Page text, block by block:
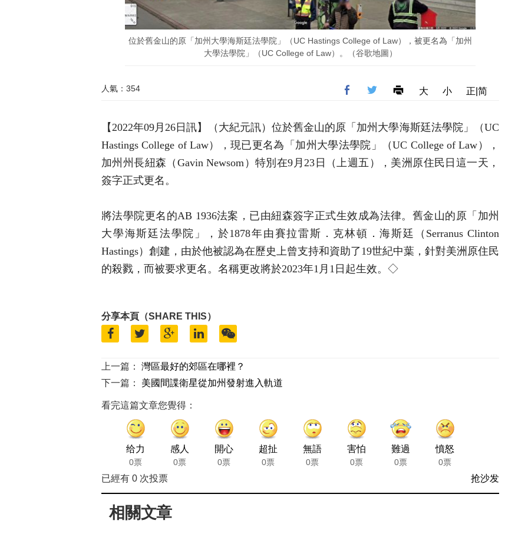
位於舊金山的原「加州大學海斯廷法學院」（UC Hastings College of Law），被更名為「加州
大學法學院」（UC College of Law）。（谷歌地圖）
人氣：354 大 小 正|简
【2022年09月26日訊】（大紀元訊）位於舊金山的原「加州大學海斯廷法學院」（UC
Hastings College of Law），現已更名為「加州大學法學院」（UC College of Law），
加州州長紐森（Gavin Newsom）特別在9月23日（上週五），美洲原住民日這一天，
簽字正式更名。
將法學院更名的AB 1936法案，已由紐森簽字正式生效成為法律。舊金山的原「加州
大學海斯廷法學院」，於1878年由賽拉雷斯．克林頓．海斯廷（Serranus Clinton
Hastings）創建，由於他被認為在歷史上曾支持和資助了19世紀中葉，針對美洲原住民
的殺戮，而被要求更名。名稱更改將於2023年1月1日起生效。◇
分享本頁（SHARE THIS）
上一篇：
灣區最好的郊區在哪裡？
下一篇：
美國間諜衛星從加州發射進入軌道
看完這篇文章您覺得：
给力
0票
感人
0票
開心
0票
超扯
0票
無語
0票
害怕
0票
難過
0票
憤怒
0票
已經有 0 次投票 抢沙发
相關文章